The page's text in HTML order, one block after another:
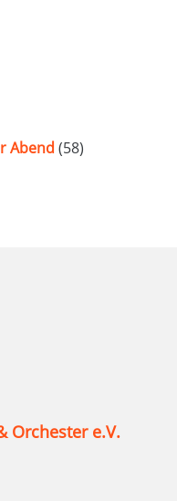
Abend (58)
Orchester e.V.